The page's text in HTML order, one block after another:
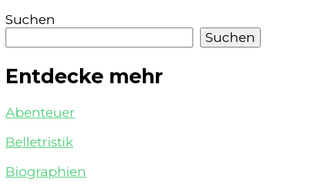
Suchen
Suchen
Entdecke mehr
Abenteuer
Belletristik
Biographien